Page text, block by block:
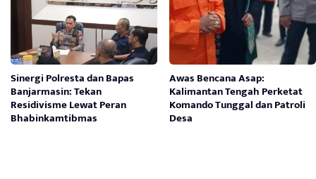
Sinergi Polresta dan Bapas
Banjarmasin: Tekan
Residivisme Lewat Peran
Bhabinkamtibmas
Awas Bencana Asap:
Kalimantan Tengah Perketat
Komando Tunggal dan Patroli
Desa